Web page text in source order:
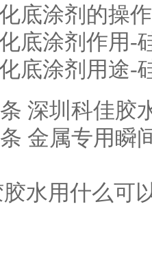
底涂剂的操
底涂剂作用-
底涂剂用途-
深圳科佳胶
金属专用瞬
水用什么可